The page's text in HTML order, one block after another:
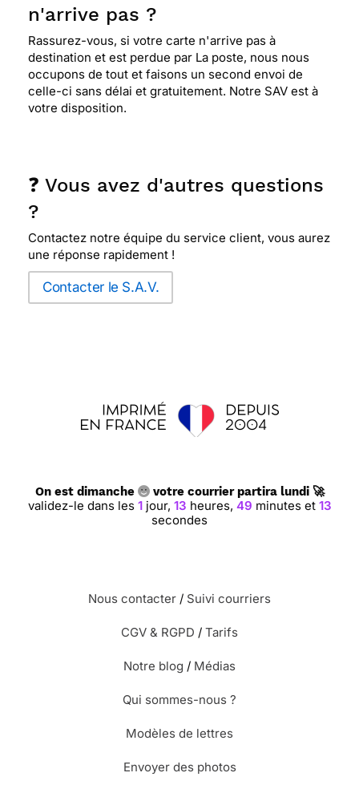
n'arrive pas ?
Rassurez-vous, si votre carte n'arrive pas à
destination et est perdue par La poste, nous nous
occupons de tout et faisons un second envoi de
celle-ci sans délai et gratuitement. Notre SAV est à
votre disposition.
❓ Vous avez d'autres questions
?
Contactez notre équipe du service client, vous aurez
une réponse rapidement !
Contacter le S.A.V.
On est dimanche votre courrier partira lundi 🚀
validez-le dans les 1jour, 13 heures, 49 minutes et 13
secondes
Nous contacter / Suivi courriers
CGV & RGPD / Tarifs
Notre blog / Médias
Qui sommes-nous ?
Modèles de lettres
Envoyer des photos